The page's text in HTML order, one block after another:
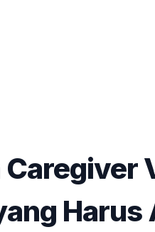
Caregiver
Harus